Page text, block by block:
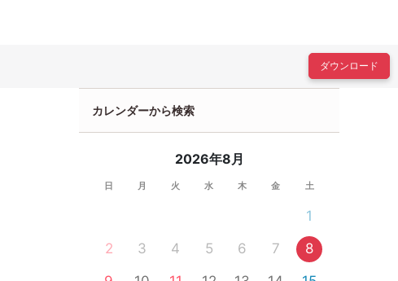
ダウンロード
カレンダーから検索
2026年8月
日 月 火 水 木 金 土
1
2
3 4 5 6 7
8